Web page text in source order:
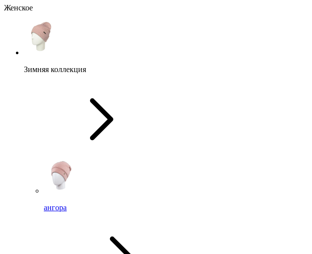
Женское
Зимняя коллекция
ангора